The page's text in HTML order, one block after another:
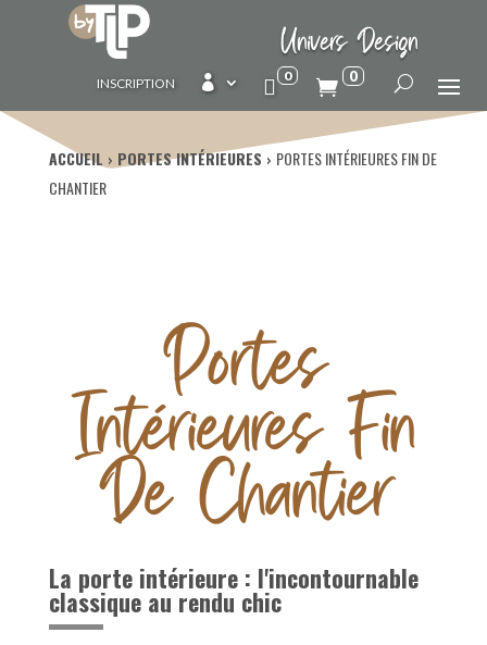
Univers Design
INSCRIPTION  0 0
ACCUEIL PORTES INTÉRIEURES
PORTES INTÉRIEURES FIN DE
CHANTIER
Portes
Intérieures Fin
De Chantier
La porte intérieure : l'incontournable
classique au rendu chic